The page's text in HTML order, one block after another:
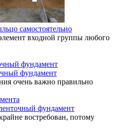
самостоятельно
входной группы любого
фундамент
очень важно правильно
фундамент
востребован, потому